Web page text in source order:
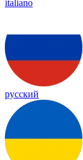
italiano
русский